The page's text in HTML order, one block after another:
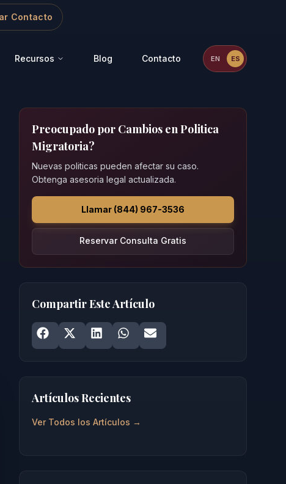
Contacto
Recursos Blog Contacto ES
EN
Preocupado por Cambios en Politica
Migratoria?
Nuevas politicas pueden afectar su caso.
Obtenga asesoria legal actualizada.
Llamar (844) 967-3536
Reservar Consulta Gratis
Compartir Este Artículo
Share onFacebook
Share onX
Share onLinkedIn
Share onWhatsApp
Share on
Artículos Recientes
Ver Todos los Artículos →